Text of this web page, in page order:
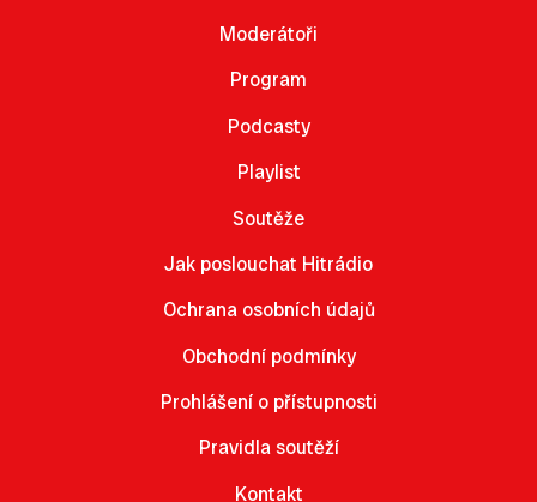
Moderátoři
Program
Podcasty
Playlist
Soutěže
Jak poslouchat Hitrádio
Ochrana osobních údajů
Obchodní podmínky
Prohlášení o přístupnosti
Pravidla soutěží
Kontakt